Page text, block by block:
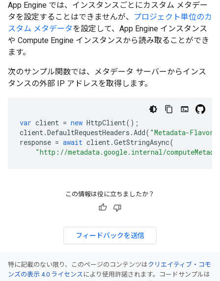
App Engine では、インスタンスごとにカスタム メタデー
タを設定することはできませんが、
プロジェクト単位のカ
スタム メタデータを設定して、App Engine インスタンス
や Compute Engine インスタンスから読み取ることができ
ます。
次のサンプル関数では、メタデータ サーバーからインス
タンスの外部 IP アドレスを取得します。
var client = new HttpClient();
client.DefaultRequestHeaders .Add( "Metadata-Flavor"
response = await client.GetStringAsync(
"http://metadata.google.internal/
この情報は役に立ちましたか？
フィードバックを送信
特に記載のない限り、このページのコンテンツはクリエイティブ・コモ
ンズの表示 4.0 ライセンス により使用許諾されます。コードサンプルは